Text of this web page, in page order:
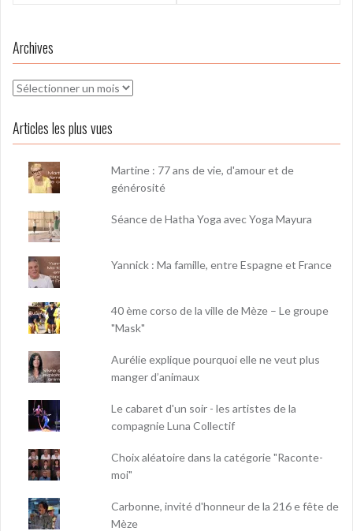
Archives
Archives
Articles les plus vues
Martine : 77 ans de vie, d'amour et de
générosité
Séance de Hatha Yoga avec Yoga Mayura
Yannick : Ma famille, entre Espagne et France
40 ème corso de la ville de Mèze – Le groupe
"Mask"
Aurélie explique pourquoi elle ne veut plus
manger d’animaux
Le cabaret d'un soir - les artistes de la
compagnie Luna Collectif
Choix aléatoire dans la catégorie "Raconte-
moi"
Carbonne, invité d'honneur de la 216 e fête de
Mèze